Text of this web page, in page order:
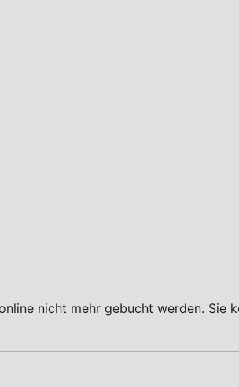
nicht mehr gebucht werden. Sie